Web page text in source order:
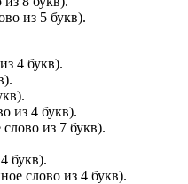
из 5 букв).
4 букв).
из 4 букв).
из 7 букв).
букв).
слово из 4 букв).